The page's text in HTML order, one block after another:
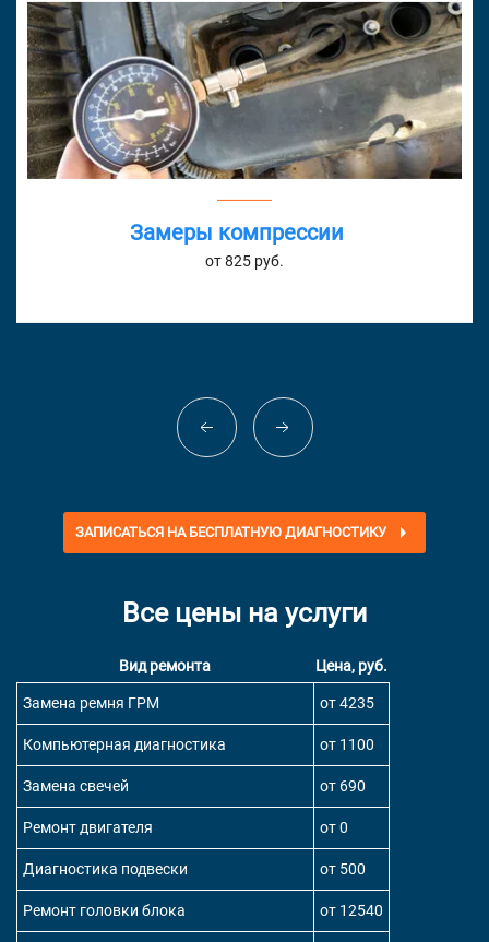
Замеры компрессии
от 825 руб.
ЗАПИСАТЬСЯ НА БЕСПЛАТНУЮ ДИАГНОСТИКУ
Все цены на услуги
Вид ремонта
Цена, руб.
Замена ремня ГРМ
от 4235
Компьютерная диагностика от 1100
Замена свечей от 690
Ремонт двигателя от 0
Диагностика подвески от 500
Ремонт головки блока от 12540